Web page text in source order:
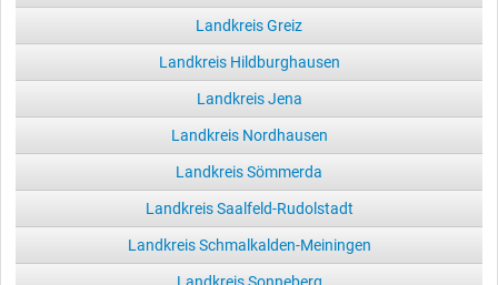
Landkreis Greiz
Landkreis Hildburghausen
Landkreis Jena
Landkreis Nordhausen
Landkreis Sömmerda
Landkreis Saalfeld-Rudolstadt
Landkreis Schmalkalden-Meiningen